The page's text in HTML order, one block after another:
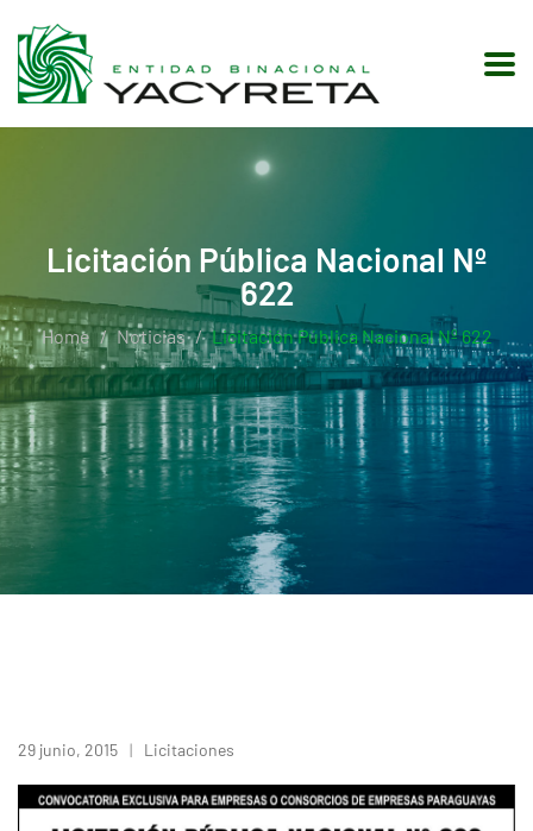
Licitación Pública Nacional Nº
622
Home Noticias Licitación Pública Nacional Nº 622
29 junio, 2015 Licitaciones